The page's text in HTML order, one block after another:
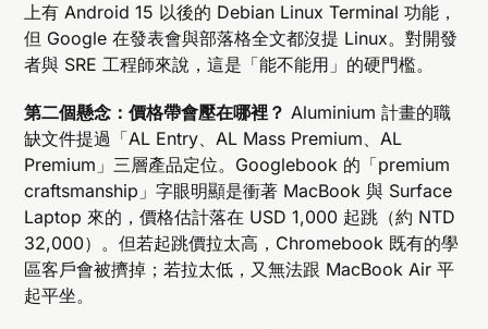
上有 Android 15 以後的 Debian Linux Terminal 功能，
但 Google 在發表會與部落格全文都沒提 Linux。對開發
者與 SRE 工程師來說，這是「能不能用」的硬門檻。
第二個懸念：價格帶會壓在哪裡？ Aluminium 計畫的職
缺文件提過「AL Entry、AL Mass Premium、AL
Premium」三層產品定位。Googlebook 的「premium
craftsmanship」字眼明顯是衝著 MacBook 與 Surface
Laptop 來的，價格估計落在 USD 1,000 起跳（約 NTD
32,000）。但若起跳價拉太高，Chromebook 既有的學
區客戶會被擠掉；若拉太低，又無法跟 MacBook Air 平
起平坐。